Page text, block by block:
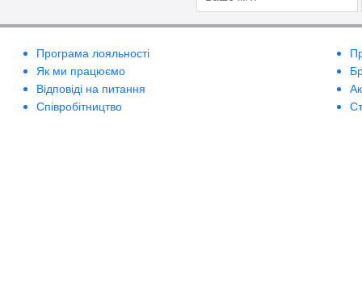
Програма лояльності
Як ми працюємо
Відповіді на питання
Співробітництво